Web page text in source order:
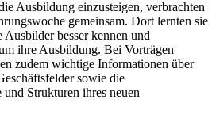
Ausbildung einzusteigen, verbrachten
gemeinsam. Dort lernten sie
besser kennen und
ihre Ausbildung. Bei Vorträgen
zudem wichtige Informationen über
sowie die
Strukturen ihres neuen